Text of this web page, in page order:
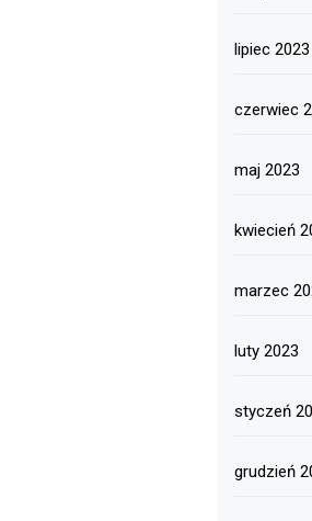
lipiec 2023
czerwiec
maj 2023
kwiecień
marzec
luty 2023
styczeń
grudzień